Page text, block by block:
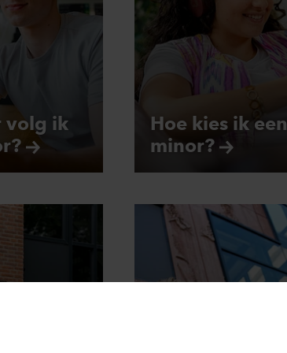
volg ik
Hoe kies ik een
minor?